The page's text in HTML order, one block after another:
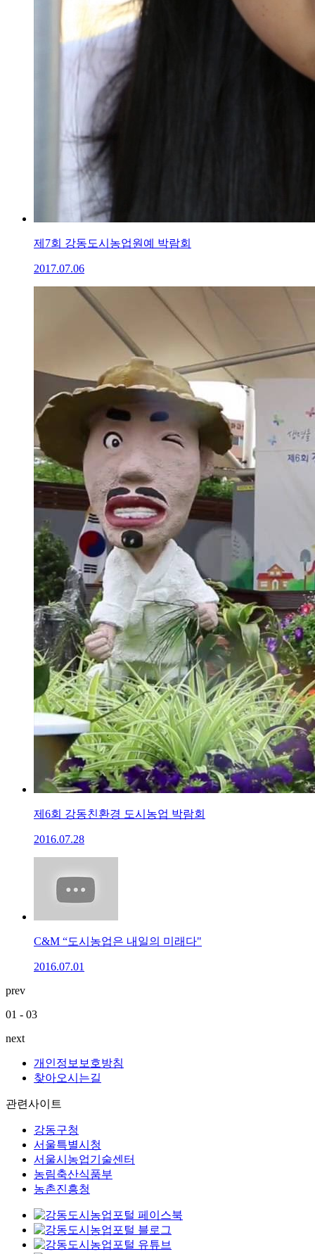
제7회 강동도시농업원예 박람회
2017.07.06
제6회 강동친환경 도시농업 박람회
2016.07.28
C&M “도시농업은 내일의 미래다"
2016.07.01
prev
01 - 03
next
개인정보보호방침
찾아오시는길
관련사이트
강동구청
서울특별시청
서울시농업기술센터
농림축산식품부
농촌진흥청